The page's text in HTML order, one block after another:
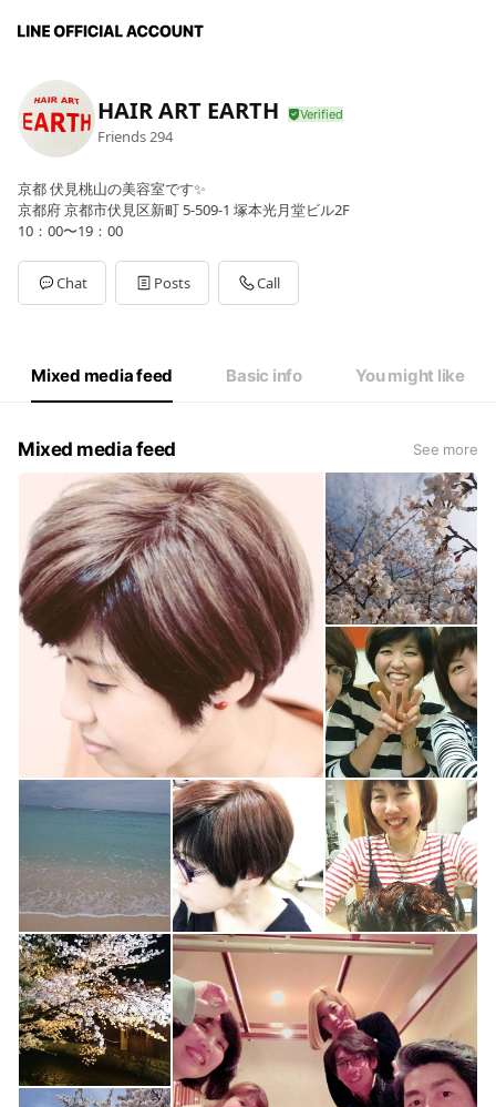
HAIR ART EARTH
Friends 294
京都 伏見桃山の美容室です✨
京都府 京都市伏見区新町 5-509-1 塚本光月堂ビル2F
10：00〜19：00
Chat Posts Call
Mixed media feed Basic info You might like
Mixed media feed See more